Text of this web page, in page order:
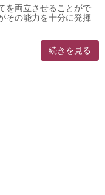
を両立させることがで
その能力を十分に発揮
続きを見る